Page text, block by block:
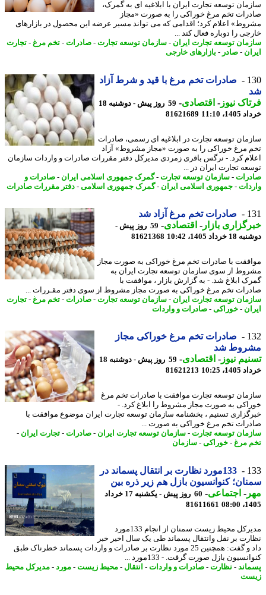
توسعه تجارت ایران با ابلاغیه ای به گمرک،
تخم مرغ خوراکی را به صورت «مجاز
اعلام کرد؛ اقدامی که می تواند مسیر عرضه این محصول در بازارهای
را دوباره فعال کند ...
توسعه تجارت ایران - سازمان توسعه تجارت- صادرات- تخم مرغ -تجارت
- صادر-بازارهای خارجی
صادرات تخم مرغ با قید و شرط آزاد
نیوز-اقتصادی-
59 روز پیش - دوشنبه 18
11:10
81621689
توسعه تجارت در ابلاغیه ای رسمی، صادرات
مرغ خوراکی را به صورت «مجاز مشروط» آزاد
کرد. - نرگس باقری زمردی مدیرکل دفتر مقررات صادرات و واردات سازمان
تجارت ایران در ...
- سازمان توسعه تجارت- گمرک جمهوری اسلامی ایران -
صادرات و
- جمهوری اسلامی ایران - گمرک جمهوری اسلامی-دفتر مقررات صادرات
صادرات تخم مرغ آزاد شد
بازار- اقتصادی-
59 روز پیش -
1405، 10:42
81621368
با صادرات تخم مرغ خوراکی به صورت مجاز
از سوی سازمان توسعه تجارت ایران به
ابلاغ شد. - به گزارش بازار ، موافقت با
تخم مرغ خوراکی به صورت مجاز مشروط از سوی دفتر مقـررات ...
توسعه تجارت ایران - سازمان توسعه تجارت- صادرات- تخم مرغ -تجارت
- خوراکی -صادرات و واردات
صادرات تخم مرغ خوراکی مجاز
شد
نیوز-اقتصادی-
59 روز پیش - دوشنبه 18
10:25
81621213
توسعه تجارت موافقت با صادرات تخم مرغ
به صورت مجاز مشروط را ابلاغ کرد. -
تسنیم ، بخشنامه سازمان توسعه تجارت ایران موضوع موافقت با
تخم مرغ خوراکی به صورت ...
توسعه تجارت- سازمان توسعه تجارت ایران - صادرات- تجارت ایران -
مرغ -خوراکی -سازمان
133مورد نظارت بر انتقال پسماند در
کنوانسیون بازل هم زیر ذره بین
-اجتماعی-
60 روز پیش - یکشنبه 17 خرداد
81611661
مدیرکل محیط زیست سمنان از انجام 133مورد
بر نقل وانتقال پسماند طی یک سال اخیر خبر
داد و گفت: همچنین 25 مورد نظارت بر صادرات و واردات پسماند خطرناک طبق
بازل صورت گرفت. - 133مورد ...
-نظارت- صادرات و واردات - انتقال-محیط زیست-مورد-مدیرکل محیط